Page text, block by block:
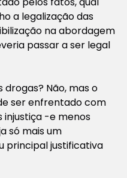
a legalização das
na abordagem
passar a ser legal
Não, mas o
ser enfrentado com
injustiça -e menos
só mais um
principal justificativa